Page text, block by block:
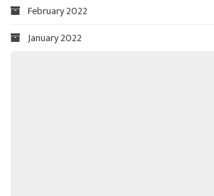
February 2022
January 2022